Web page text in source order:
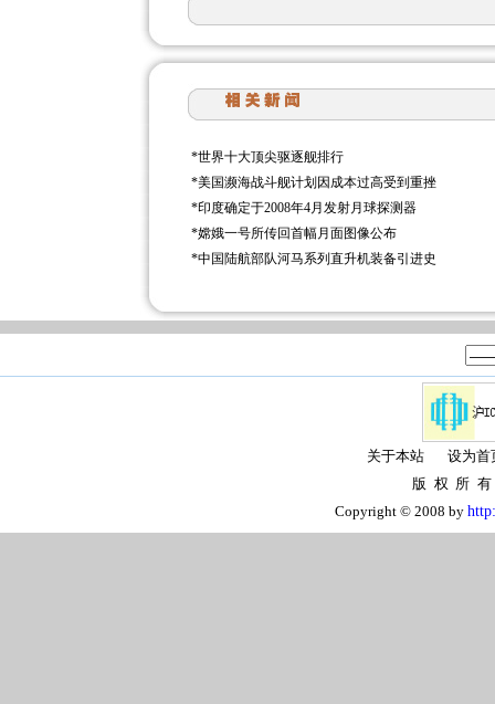
*世界十大顶尖驱逐舰排行
*美国濒海战斗舰计划因成本过高受到重挫
*印度确定于2008年4月发射月球探测器
*嫦娥一号所传回首幅月面图像公布
*中国陆航部队河马系列直升机装备引进史